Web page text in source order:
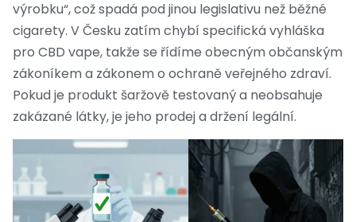
výrobku“, což spadá pod jinou legislativu než běžné
cigarety. V Česku zatím chybí specifická vyhláška
pro CBD vape, takže se řídíme obecným občanským
zákoníkem a zákonem o ochraně veřejného zdraví.
Pokud je produkt šaržově testovaný a neobsahuje
zakázané látky, je jeho prodej a držení legální.